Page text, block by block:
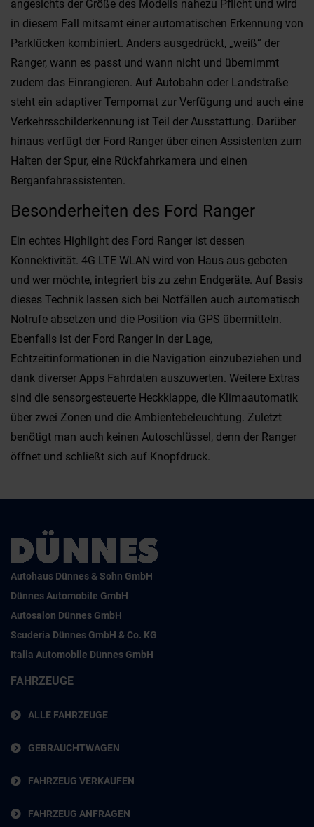
angesichts der Größe des Modells nahezu Pflicht und wird
in diesem Fall mitsamt einer automatischen Erkennung von
Parklücken kombiniert. Anders ausgedrückt, „weiß“ der
Ranger, wann es passt und wann nicht und übernimmt
zudem das Einrangieren. Auf Autobahn oder Landstraße
steht ein adaptiver Tempomat zur Verfügung und auch eine
Verkehrsschilderkennung ist Teil der Ausstattung. Darüber
hinaus verfügt der Ford Ranger über einen Assistenten zum
Halten der Spur, eine Rückfahrkamera und einen
Berganfahrassistenten.
Besonderheiten des Ford Ranger
Ein echtes Highlight des Ford Ranger ist dessen
Konnektivität. 4G LTE WLAN wird von Haus aus geboten
und wer möchte, integriert bis zu zehn Endgeräte. Auf Basis
dieses Technik lassen sich bei Notfällen auch automatisch
Notrufe absetzen und die Position via GPS übermitteln.
Ebenfalls ist der Ford Ranger in der Lage,
Echtzeitinformationen in die Navigation einzubeziehen und
dank diverser Apps Fahrdaten auszuwerten. Weitere Extras
sind die sensorgesteuerte Heckklappe, die Klimaautomatik
über zwei Zonen und die Ambientebeleuchtung. Zuletzt
benötigt man auch keinen Autoschlüssel, denn der Ranger
öffnet und schließt sich auf Knopfdruck.
Autohaus Dünnes & Sohn GmbH
Dünnes Automobile GmbH
Autosalon Dünnes GmbH
Scuderia Dünnes GmbH & Co. KG
Italia Automobile Dünnes GmbH
FAHRZEUGE
ALLE FAHRZEUGE
GEBRAUCHTWAGEN
FAHRZEUG VERKAUFEN
FAHRZEUG ANFRAGEN